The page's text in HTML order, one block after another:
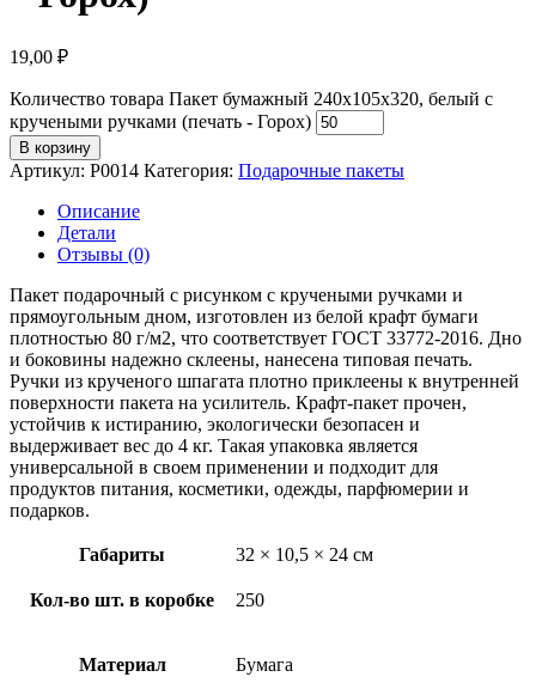
19,00 ₽
Количество товара Пакет бумажный 240х105х320, белый с
кручеными ручками (печать - Горох)
В корзину
Артикул: P0014 Категория: Подарочные пакеты
Описание
Детали
Отзывы (0)
Пакет подарочный с рисунком с кручеными ручками и
прямоугольным дном, изготовлен из белой крафт бумаги
плотностью 80 г/м2, что соответствует ГОСТ 33772-2016. Дно
и боковины надежно склеены, нанесена типовая печать.
Ручки из крученого шпагата плотно приклеены к внутренней
поверхности пакета на усилитель. Крафт-пакет прочен,
устойчив к истиранию, экологически безопасен и
выдерживает вес до 4 кг. Такая упаковка является
универсальной в своем применении и подходит для
продуктов питания, косметики, одежды, парфюмерии и
подарков.
Габариты 32 × 10,5 × 24 см
Кол-во шт. в коробке 250
Материал Бумага